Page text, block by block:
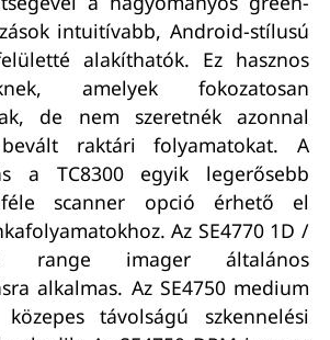
intuitívabb, Android-stílusú
alakíthatók. Ez hasznos
amelyek fokozatosan
de nem szeretnék azonnal
raktári folyamatokat. A
a TC8300 egyik legerősebb
scanner opció érhető el
Az SE4770 1D /
range imager általános
alkalmas. Az SE4750 medium
távolságú szkennelési